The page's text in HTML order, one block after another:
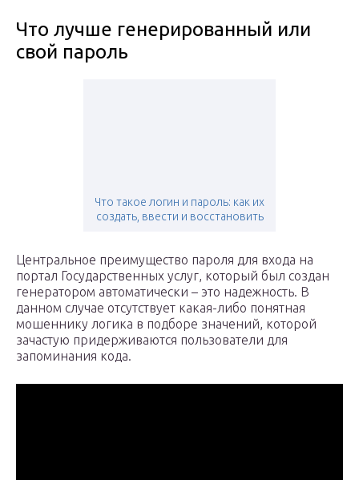
Что лучше генерированный или
свой пароль
Что такое логин и пароль: как их
создать, ввести и восстановить
Центральное преимущество пароля для входа на
портал Государственных услуг, который был создан
генератором автоматически – это надежность. В
данном случае отсутствует какая-либо понятная
мошеннику логика в подборе значений, которой
зачастую придерживаются пользователи для
запоминания кода.